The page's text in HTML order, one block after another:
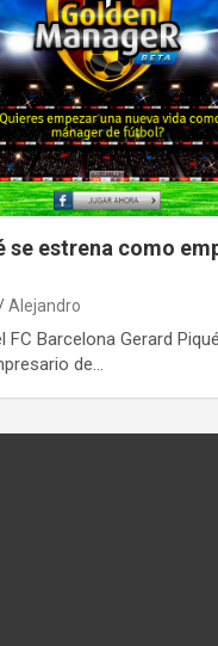
se estrena como
Alejandro
FC Barcelona Gerard
de…